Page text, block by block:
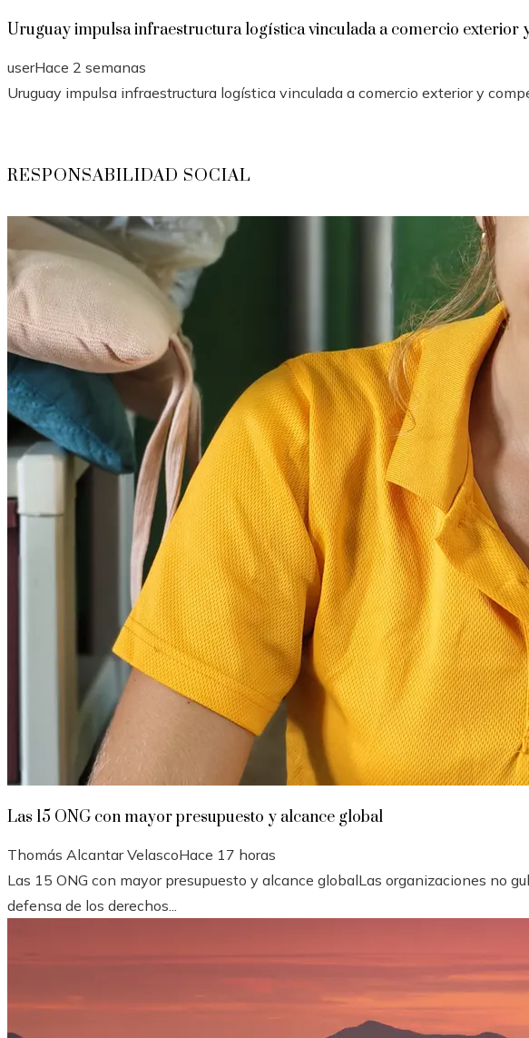
Uruguay impulsa infraestructura logística vinculada a comercio exterior
userHace 2 semanas
Uruguay impulsa infraestructura logística vinculada a comercio exterior y
RESPONSABILIDAD SOCIAL
Las 15 ONG con mayor presupuesto y alcance global
Thomás Alcantar VelascoHace 17 horas
Las 15 ONG con mayor presupuesto y alcance globalLas organizaciones no
defensa de los derechos...